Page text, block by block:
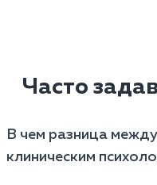
Часто
В чем разница
клиническим